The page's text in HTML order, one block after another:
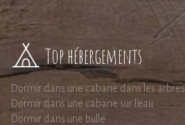
Top hébergements
Dormir dans une cabane dans les arbres
Dormir dans une cabane sur l'eau
Dormir dans une bulle